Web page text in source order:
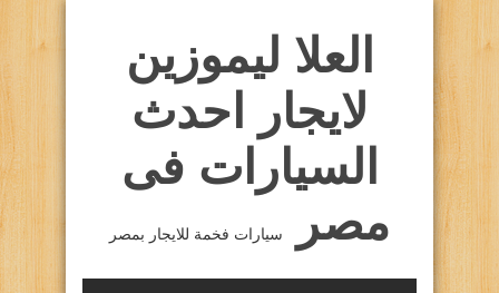
العلا ليموزين
لايجار احدث
السيارات فى
مصر
سيارات فخمة للايجار بمصر